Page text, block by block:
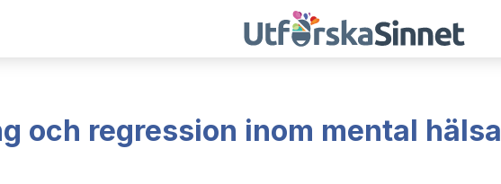
och regression inom mental hälsa